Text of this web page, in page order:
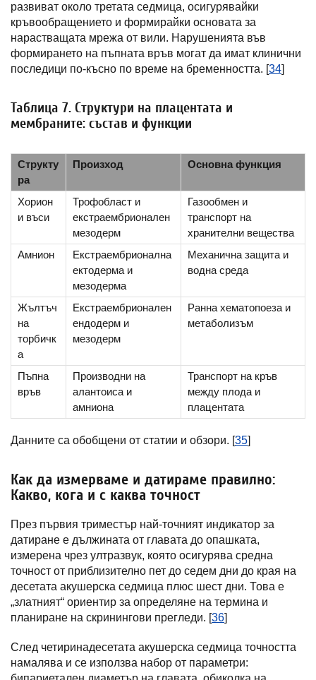
развиват около третата седмица, осигурявайки
кръвообращението и формирайки основата за
нарастващата мрежа от вили. Нарушенията във
формирането на пъпната връв могат да имат клинични
последици по-късно по време на бременността. [34]
Таблица 7. Структури на плацентата и
мембраните: състав и функции
Структу
ра
Произход Основна функция
Хорион
и въси
Трофобласт и
екстраембрионален
мезодерм
Газообмен и
транспорт на
хранителни вещества
Амнион
Екстраембрионална
ектодерма и
мезодерма
Механична защита и
водна среда
Жълтъч
на
торбичк
а
Екстраембрионален
ендодерм и
мезодерм
Ранна хематопоеза и
метаболизъм
Пъпна
връв
Производни на
алантоиса и
амниона
Транспорт на кръв
между плода и
плацентата
Данните са обобщени от статии и обзори. [35]
Как да измерваме и датираме правилно:
Какво, кога и с каква точност
През първия триместър най-точният индикатор за
датиране е дължината от главата до опашката,
измерена чрез ултразвук, която осигурява средна
точност от приблизително пет до седем дни до края на
десетата акушерска седмица плюс шест дни. Това е
„златният“ ориентир за определяне на термина и
планиране на скринингови прегледи. [36]
След четиринадесетата акушерска седмица точността
намалява и се използва набор от параметри: